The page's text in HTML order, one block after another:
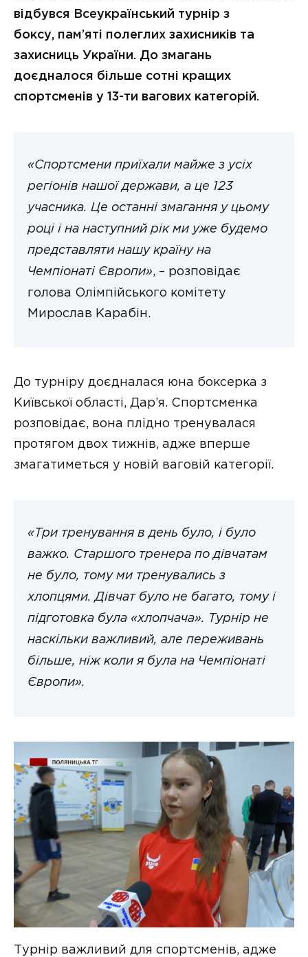
відбувся Всеукраїнський турнір з
боксу, пам’яті полеглих захисників та
захисниць України. До змагань
доєдналося більше сотні кращих
спортсменів у 13-ти вагових категорій.
«Спортсмени приїхали майже з усіх
регіонів нашої держави, а це 123
учасника. Це останні змагання у цьому
році і на наступний рік ми уже будемо
представляти нашу країну на
Чемпіонаті Європи», – розповідає
голова Олімпійського комітету
Мирослав Карабін.
До турніру доєдналася юна боксерка з
Київської області, Дар’я. Спортсменка
розповідає, вона плідно тренувалася
протягом двох тижнів, адже вперше
змагатиметься у новій ваговій категорії.
«Три тренування в день було, і було
важко. Старшого тренера по дівчатам
не було, тому ми тренувались з
хлопцями. Дівчат було не багато, тому і
підготовка була «хлопчача». Турнір не
наскільки важливий, але переживань
більше, ніж коли я була на Чемпіонаті
Європи».
Турнір важливий для спортсменів, адже